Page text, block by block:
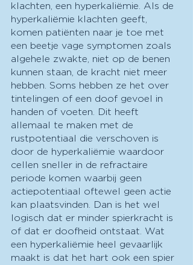
klachten, een hyperkaliëmie. Als de
hyperkaliëmie klachten geeft,
komen patiënten naar je toe met
een beetje vage symptomen zoals
algehele zwakte, niet op de benen
kunnen staan, de kracht niet meer
hebben. Soms hebben ze het over
tintelingen of een doof gevoel in
handen of voeten. Dit heeft
allemaal te maken met de
rustpotentiaal die verschoven is
door de hyperkaliëmie waardoor
cellen sneller in de refractaire
periode komen waarbij geen
actiepotentiaal oftewel geen actie
kan plaatsvinden. Dan is het wel
logisch dat er minder spierkracht is
of dat er doofheid ontstaat. Wat
een hyperkaliëmie heel gevaarlijk
maakt is dat het hart ook een spier